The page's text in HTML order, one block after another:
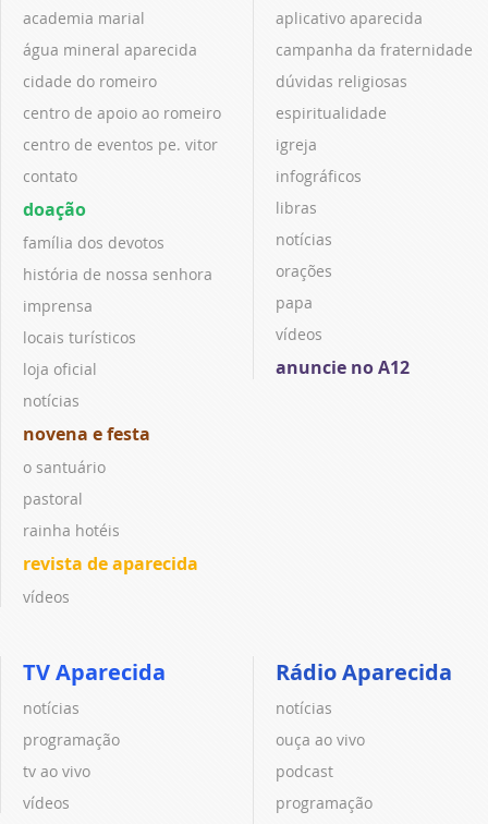
academia marial
água mineral aparecida
cidade do romeiro
centro de apoio ao romeiro
centro de eventos pe. vitor
contato
doação
família dos devotos
história de nossa senhora
imprensa
locais turísticos
loja oficial
notícias
novena e festa
o santuário
pastoral
rainha hotéis
revista de aparecida
vídeos
aplicativo aparecida
campanha da fraternidade
dúvidas religiosas
espiritualidade
igreja
infográficos
libras
notícias
orações
papa
vídeos
anuncie no A12
TV Aparecida
notícias
programação
tv ao vivo
vídeos
Rádio Aparecida
notícias
ouça ao vivo
podcast
programação